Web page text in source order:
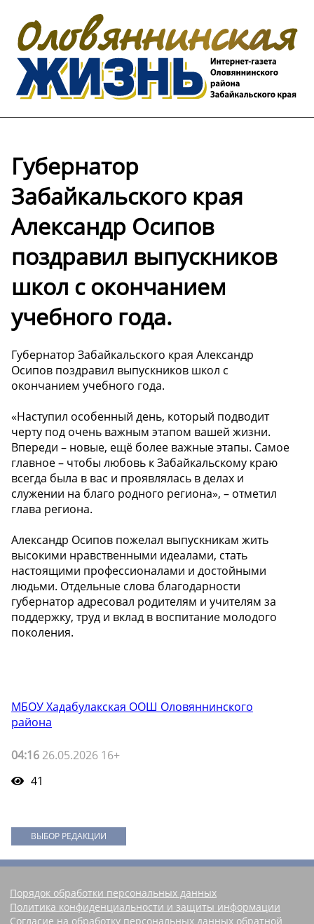
Губернатор
Забайкальского края
Александр Осипов
поздравил выпускников
школ с окончанием
учебного года.
Губернатор Забайкальского края Александр
Осипов поздравил выпускников школ с
окончанием учебного года.
«Наступил особенный день, который подводит
черту под очень важным этапом вашей жизни.
Впереди – новые, ещё более важные этапы. Самое
главное – чтобы любовь к Забайкальскому краю
всегда была в вас и проявлялась в делах и
служении на благо родного региона», – отметил
глава региона.
Александр Осипов пожелал выпускникам жить
высокими нравственными идеалами, стать
настоящими профессионалами и достойными
людьми. Отдельные слова благодарности
губернатор адресовал родителям и учителям за
поддержку, труд и вклад в воспитание молодого
поколения.
МБОУ Хадабулакская ООШ Оловяннинского
района
04:16 26.05.2026 16+
41
ВЫБОР РЕДАКЦИИ
Порядок обработки персональных данных
Политика конфиденциальности и защиты информации
Согласие на обработку персональных данных обратной